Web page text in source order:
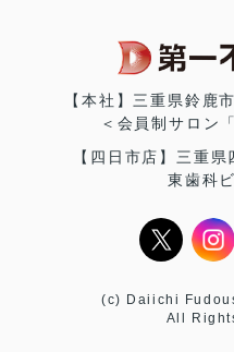
【本社】三重県鈴鹿
＜会員制サロン
【四日市店】三重
東歯科
(c) Daiichi
All